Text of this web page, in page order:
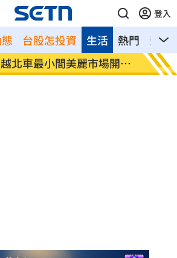
登入
台股怎投資 熱門 影音
生活
北車最小間美麗市場開
車禍
解